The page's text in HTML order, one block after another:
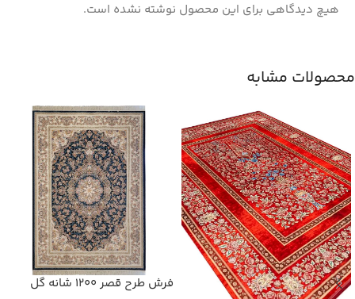
هیچ دیدگاهی برای این محصول نوشته نشده است.
محصولات مشابه
فرش طرح قصر 1200 شانه گل